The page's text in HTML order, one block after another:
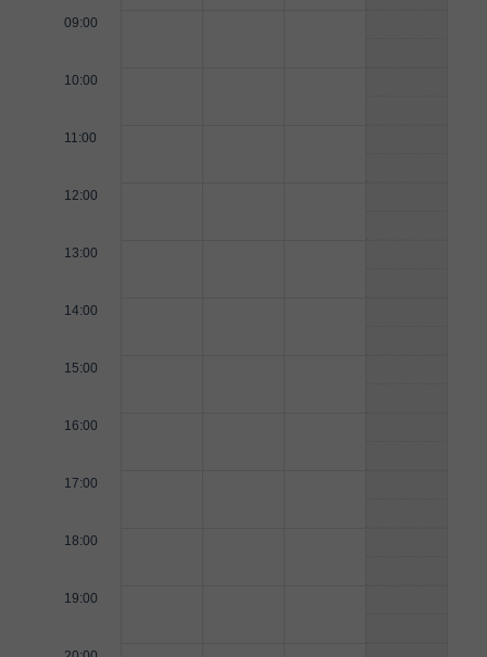
09:00
10:00
11:00
12:00
13:00
14:00
15:00
16:00
17:00
18:00
19:00